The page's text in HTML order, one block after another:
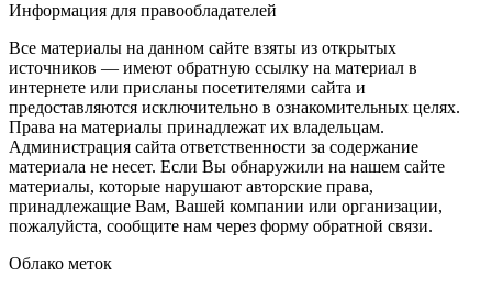
Информация для правообладателей
Все материалы на данном сайте взяты из открытых
источников — имеют обратную ссылку на материал в
интернете или присланы посетителями сайта и
предоставляются исключительно в ознакомительных целях.
Права на материалы принадлежат их владельцам.
Администрация сайта ответственности за содержание
материала не несет. Если Вы обнаружили на нашем сайте
материалы, которые нарушают авторские права,
принадлежащие Вам, Вашей компании или организации,
пожалуйста, сообщите нам через форму обратной связи.
Облако меток